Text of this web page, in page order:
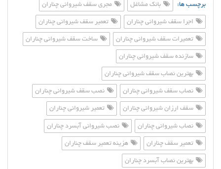
برچسب ها: بانک مشاغل مجری سقف شیروانی چناران
اجرا سقف شیروانی چناران تعمیر سقف شیروانی چناران
تعمیرات سقف شیروانی چناران ساخت سقف شیروانی چناران
سازنده سقف شیروانی چناران
بهترین نصاب سقف شیروانی چناران
نصاب سقف شیروانی چناران نصب سقف شیروانی چناران
سقف ارزان شیروانی چناران تعمیر شیروانی چناران
نصاب شیروانی چناران نصب شیروانی آبسرد چناران
تعمیر سقف چناران هزینه تعمیر سقف چناران
بهترین نصاب آبسرد چناران